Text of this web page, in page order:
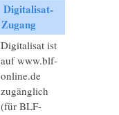
Digitalisat-
Zugang
Digitalisat ist
auf www.blf-
online.de
zugänglich
(für BLF-